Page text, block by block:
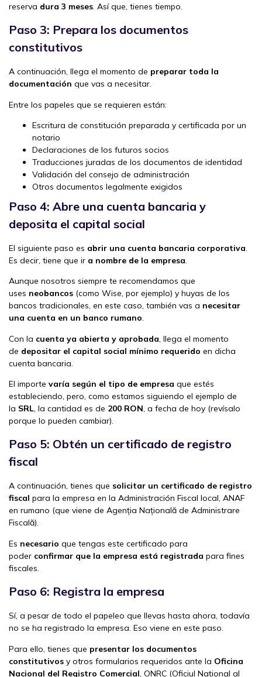
reserva dura 3 meses. Así que, tienes tiempo.
Paso 3: Prepara los documentos
constitutivos
A continuación, llega el momento de preparar toda la
documentación que vas a necesitar.
Entre los papeles que se requieren están:
Escritura de constitución preparada y certificada por un
notario
Declaraciones de los futuros socios
Traducciones juradas de los documentos de identidad
Validación del consejo de administración
Otros documentos legalmente exigidos
Paso 4: Abre una cuenta bancaria y
deposita el capital social
El siguiente paso es abrir una cuenta bancaria corporativa.
Es decir, tiene que ir a nombre de la empresa.
Aunque nosotros siempre te recomendamos que
uses neobancos (como Wise, por ejemplo) y huyas de los
bancos tradicionales, en este caso, también vas a necesitar
una cuenta en un banco rumano.
Con la cuenta ya abierta y aprobada, llega el momento
de depositar el capital social mínimo requerido en dicha
cuenta bancaria.
El importe varía según el tipo de empresa que estés
estableciendo, pero, como estamos siguiendo el ejemplo de
la SRL, la cantidad es de 200 RON, a fecha de hoy (revísalo
porque lo pueden cambiar).
Paso 5: Obtén un certificado de registro
fiscal
A continuación, tienes que solicitar un certificado de registro
fiscal para la empresa en la Administración Fiscal local, ANAF
en rumano (que viene de Agenția Națională de Administrare
Fiscală).
Es necesario que tengas este certificado para
poder confirmar que la empresa está registrada para fines
fiscales.
Paso 6: Registra la empresa
Sí, a pesar de todo el papeleo que llevas hasta ahora, todavía
no se ha registrado la empresa. Eso viene en este paso.
Para ello, tienes que presentar los documentos
constitutivos y otros formularios requeridos ante la Oficina
Nacional del Registro Comercial, ONRC (Oficiul Național al